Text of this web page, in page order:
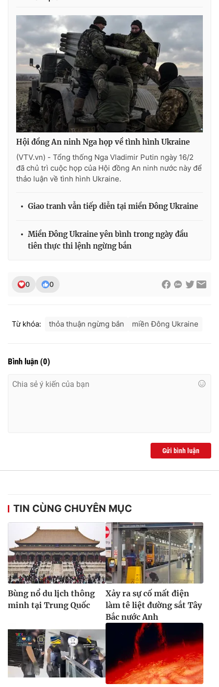
toasoan@vtv.vn
Liên hệ quảng cáo:024-7300.7108
® Cấm sao chép dưới mọi hình thức nếu không có sự chấp
thuận bằng văn bản. Ghi rõ nguồn VTV.vn khi phát hành lại
Hội đồng An ninh Nga họp về tình hình Ukraine
(VTV.vn) - Tổng thống Nga Vladimir Putin ngày 16/2
đã chủ trì cuộc họp của Hội đồng An ninh nước này để
thảo luận về tình hình Ukraine.
Giao tranh vẫn tiếp diễn tại miền Đông Ukraine
Miền Đông Ukraine yên bình trong ngày đầu
tiên thực thi lệnh ngừng bắn
0 0
Từ khóa: thỏa thuận ngừng bắn miền Đông Ukraine
Bình luận (0)
Gửi bình luận
TIN CÙNG CHUYÊN MỤC
Bùng nổ du lịch thông
minh tại Trung Quốc
Xảy ra sự cố mất điện
làm tê liệt đường sắt Tây
Bắc nước Anh